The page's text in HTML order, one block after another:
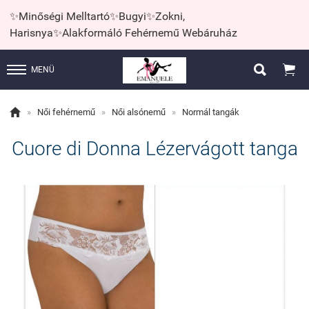
✨Minőségi Melltartó✨Bugyi✨Zokni,
Harisnya✨Alakformáló Fehérnemű Webáruház
MENÜ  
 » Női fehérnemű » Női alsónemű » Normál tangák
Cuore di Donna Lézervágott tanga